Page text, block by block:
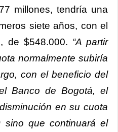
millones, tendría una
siete años, con el
de $548.000. “A partir
normalmente subiría
con el beneficio del
Banco de Bogotá, el
en su cuota
sino que continuará el